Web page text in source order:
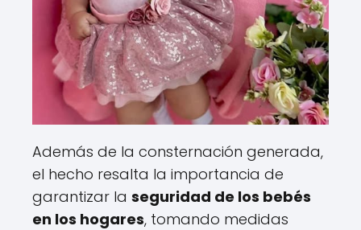
Además de la consternación generada,
el hecho resalta la importancia de
garantizar la seguridad de los bebés
en los hogares, tomando medidas